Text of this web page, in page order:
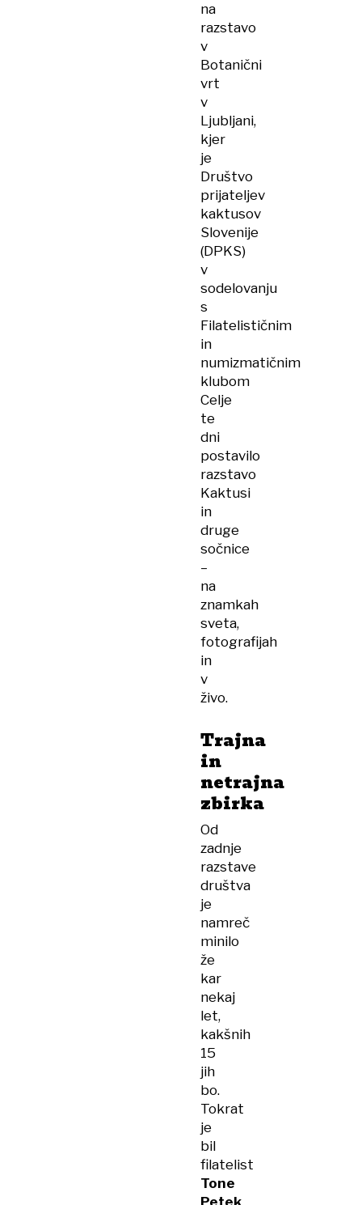
na
razstavo
v
Botanični
vrt
v
Ljubljani,
kjer
je
Društvo
prijateljev
kaktusov
Slovenije
(DPKS)
v
sodelovanju
s
Filatelističnim
in
numizmatičnim
klubom
Celje
te
dni
postavilo
razstavo
Kaktusi
in
druge
sočnice
–
na
znamkah
sveta,
fotografijah
in
v
živo.
Trajna
in
netrajna
zbirka
Od
zadnje
razstave
društva
je
namreč
minilo
že
kar
nekaj
let,
kakšnih
15
jih
bo.
Tokrat
je
bil
filatelist
Tone